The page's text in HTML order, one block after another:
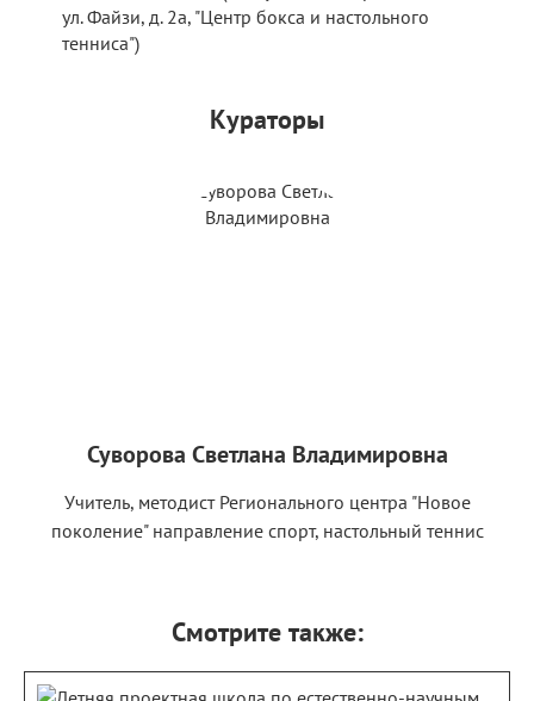
ул. Файзи, д. 2а, "Центр бокса и настольного
тенниса")
Кураторы
Суворова Светлана Владимировна
Учитель, методист Регионального центра "Новое
поколение" направление спорт, настольный теннис
Смотрите также: